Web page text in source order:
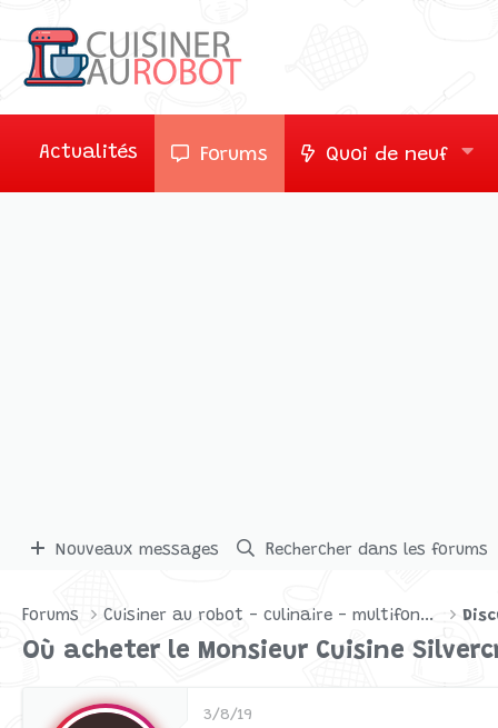
Actualités Forums Quoi de neuf
Nouveaux messages Rechercher dans les forums
Forums Cuisiner au robot - culinaire - multifonctions
Où acheter le Monsieur Cuisine
3/8/19